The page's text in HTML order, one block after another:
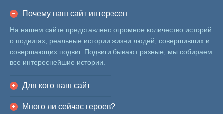
Почему наш сайт интересен
На нашем сайте представлено огромное количество историй
о подвигах, реальные истории жизни людей, совершивших и
совершающих подвиг. Подвиги бывают разные, мы собираем
все интереснейшие истории.
Для кого наш сайт
Много ли сейчас героев?